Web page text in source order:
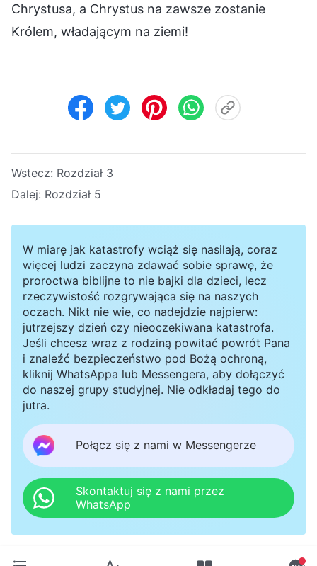
Chrystusa, a Chrystus na zawsze zostanie
Królem, władającym na ziemi!
Wstecz: Rozdział 3
Dalej: Rozdział 5
W miarę jak katastrofy wciąż się nasilają, coraz
więcej ludzi zaczyna zdawać sobie sprawę, że
proroctwa biblijne to nie bajki dla dzieci, lecz
rzeczywistość rozgrywająca się na naszych
oczach. Nikt nie wie, co nadejdzie najpierw:
jutrzejszy dzień czy nieoczekiwana katastrofa.
Jeśli chcesz wraz z rodziną powitać powrót Pana
i znaleźć bezpieczeństwo pod Bożą ochroną,
kliknij WhatsAppa lub Messengera, aby dołączyć
do naszej grupy studyjnej. Nie odkładaj tego do
jutra.
Połącz się z nami w Messengerze
Skontaktuj się z nami przez
WhatsApp